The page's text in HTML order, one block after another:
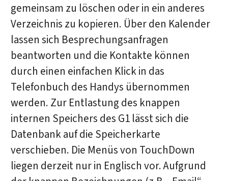
gemeinsam zu löschen oder in ein anderes
Verzeichnis zu kopieren. Über den Kalender
lassen sich Besprechungsanfragen
beantworten und die Kontakte können
durch einen einfachen Klick in das
Telefonbuch des Handys übernommen
werden. Zur Entlastung des knappen
internen Speichers des G1 lässt sich die
Datenbank auf die Speicherkarte
verschieben. Die Menüs von TouchDown
liegen derzeit nur in Englisch vor. Aufgrund